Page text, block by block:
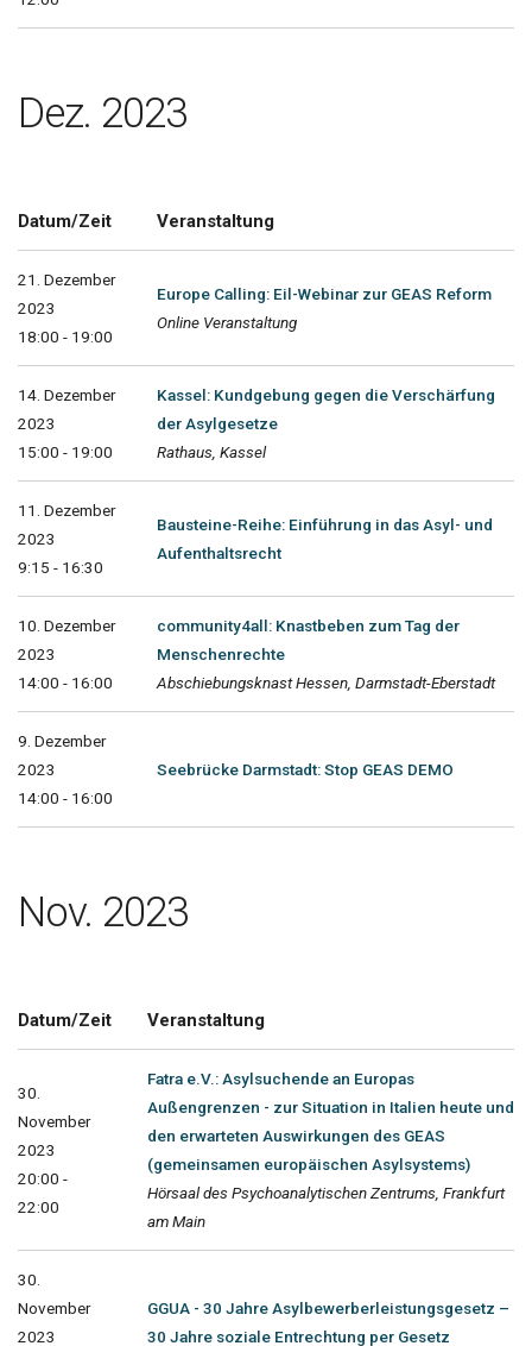
Dez. 2023
Datum/Zeit Veranstaltung
21. Dezember
2023
18:00 - 19:00
Europe Calling: Eil-Webinar zur GEAS Reform
Online Veranstaltung
14. Dezember
2023
15:00 - 19:00
Kassel: Kundgebung gegen die Verschärfung
der Asylgesetze
Rathaus, Kassel
11. Dezember
2023
9:15 - 16:30
Bausteine-Reihe: Einführung in das Asyl- und
Aufenthaltsrecht
10. Dezember
2023
14:00 - 16:00
community4all: Knastbeben zum Tag der
Menschenrechte
Abschiebungsknast Hessen, Darmstadt-Eberstadt
9. Dezember
2023
14:00 - 16:00
Seebrücke Darmstadt: Stop GEAS DEMO
Nov. 2023
Datum/Zeit Veranstaltung
30.
November
2023
20:00 -
22:00
Fatra e.V.: Asylsuchende an Europas
Außengrenzen - zur Situation in Italien heute und
den erwarteten Auswirkungen des GEAS
(gemeinsamen europäischen Asylsystems)
Hörsaal des Psychoanalytischen Zentrums, Frankfurt
am Main
30.
November
2023
GGUA - 30 Jahre Asylbewerberleistungsgesetz –
30 Jahre soziale Entrechtung per Gesetz